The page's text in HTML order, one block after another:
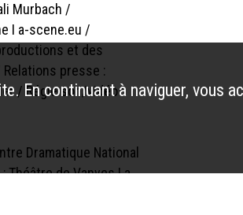
Murbach /
I a-scene.eu /
et des
presse :
/ Régie son/vidéo :
Dramatique National
Théâtre de Vanves La
En continuant à naviguer, vous